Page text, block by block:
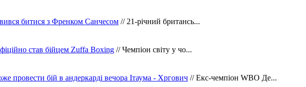
битися з Френком Санчесом // 21-річний британсь...
став бійцем Zuffa Boxing // Чемпіон світу у чо...
провести бій в андеркарді вечора Ітаума - Хргович // Екс-чемпіон WBO Де...